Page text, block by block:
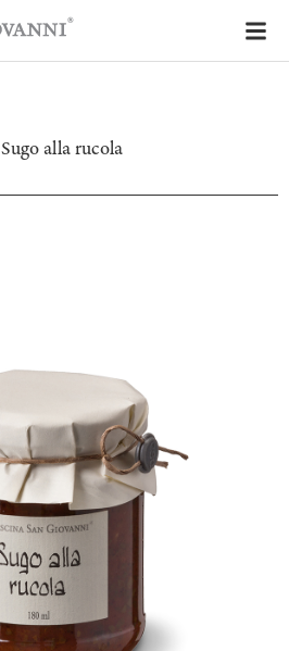
Sugo alla rucola